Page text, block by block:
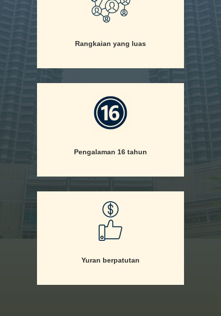
Rangkaian yang luas
Pengalaman 16 tahun
Yuran berpatutan